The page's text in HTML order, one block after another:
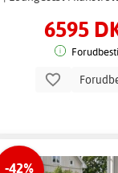
6595
-42%